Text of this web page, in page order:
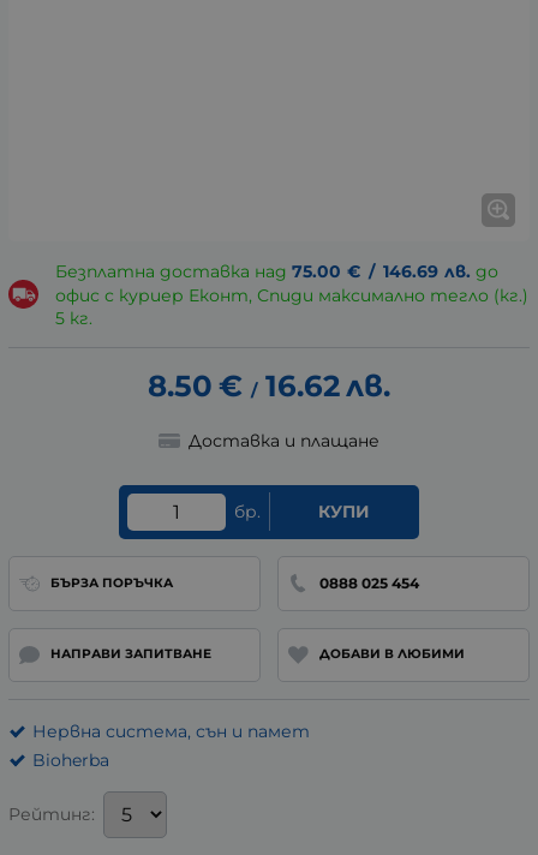
Безплатна доставка над 75.00 € / 146.69 лв. до
офис с куриер Еконт, Спиди максимално тегло (кг.)
5 кг.
8.50 € / 16.62лв.
Доставка и плащане
бр. КУПИ
БЪРЗА ПОРЪЧКА 0888 025 454
НАПРАВИ ЗАПИТВАНЕ ДОБАВИ В ЛЮБИМИ
Нервна система, сън и памет
Bioherba
Рейтинг: